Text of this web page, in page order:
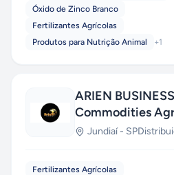
Óxido de Zinco Branco
Fertilizantes Agrícolas
Produtos para Nutrição Animal
+1
ARIEN
Commodities
Jundiaí- SP
Fertilizantes Agrícolas